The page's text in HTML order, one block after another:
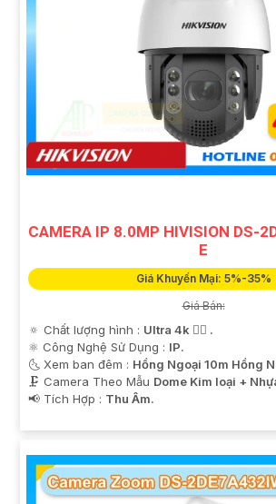
CAMERA IP 8.0MP HIVISION DS-
E
Giá Khuyến Mại: 5%-35%
Giá Bán:
🔅 Chất lượng hình : Ultra 4k 👍🏾 .
⚛️ Công Nghệ Sử Dụng : IP.
🌜 Xem ban đêm : Hồng Ngoại 10m Hồng
🗜️ Camera Theo Mẫu Dome Kim loại +
️📢 Tích Hợp : Thu Âm.